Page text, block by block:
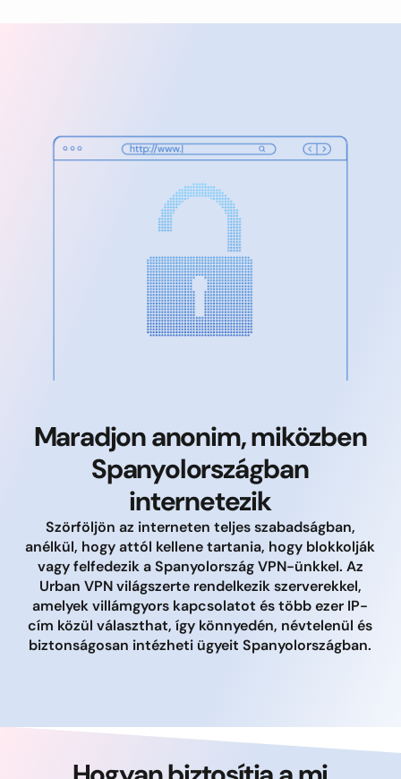
Maradjon anonim, miközben
Spanyolországban
internetezik
Szörföljön az interneten teljes szabadságban,
anélkül, hogy attól kellene tartania, hogy blokkolják
vagy felfedezik a Spanyolország VPN-ünkkel. Az
Urban VPN világszerte rendelkezik szerverekkel,
amelyek villámgyors kapcsolatot és több ezer IP-
cím közül választhat, így könnyedén, névtelenül és
biztonságosan intézheti ügyeit Spanyolországban.